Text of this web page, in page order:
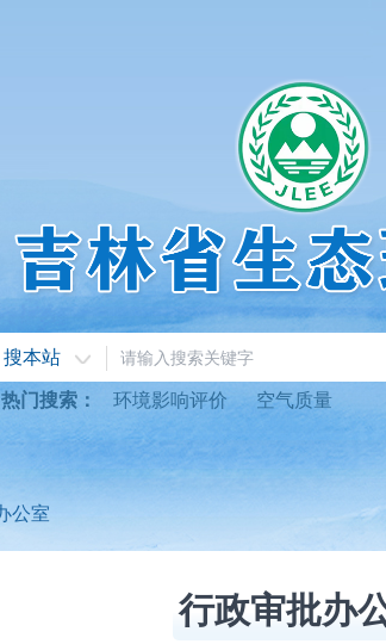
搜本站
热门搜索： 环境影响评价 空气质量
公室
行政审批办